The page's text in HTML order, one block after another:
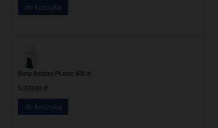
do koszyka
Bony Sodexo Pluxee 400 zł
5 200,00 zł
do koszyka